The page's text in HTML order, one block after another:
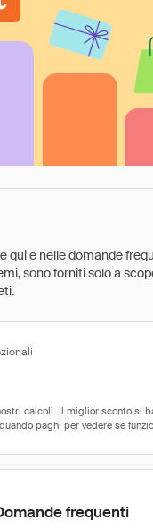
e nelle domande
sono forniti solo a
frequenti